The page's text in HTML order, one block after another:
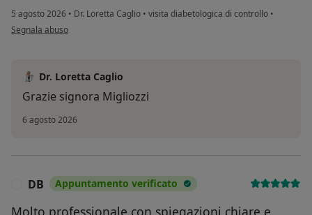
5 agosto 2026 • Dr. Loretta Caglio • visita diabetologica di controllo •
secondo l'opinione dell'utente Migliozzi Giuseppina
Segnala abuso
Dr. Loretta Caglio
Grazie signora Migliozzi
6 agosto 2026
DB Appuntamento verificato